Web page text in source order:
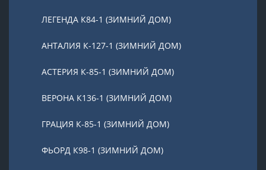
ЛЕГЕНДА К84-1 (ЗИМНИЙ ДОМ)
АНТАЛИЯ К-127-1 (ЗИМНИЙ ДОМ)
АСТЕРИЯ К-85-1 (ЗИМНИЙ ДОМ)
ВЕРОНА К136-1 (ЗИМНИЙ ДОМ)
ГРАЦИЯ К-85-1 (ЗИМНИЙ ДОМ)
ФЬОРД К98-1 (ЗИМНИЙ ДОМ)